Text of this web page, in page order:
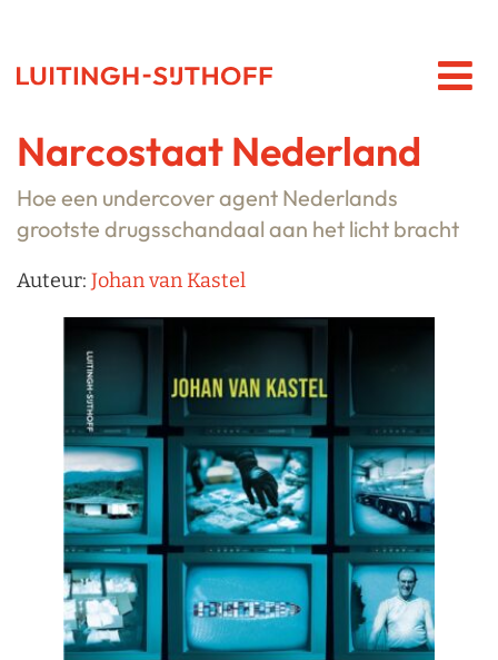
Narcostaat Nederland
Hoe een undercover agent Nederlands
grootste drugsschandaal aan het licht bracht
Auteur: Johan van Kastel